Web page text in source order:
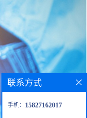
联系方式
手机： 15827162017